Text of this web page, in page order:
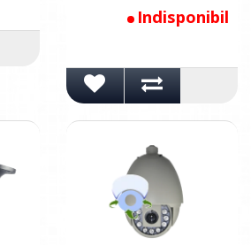
Indisponibil